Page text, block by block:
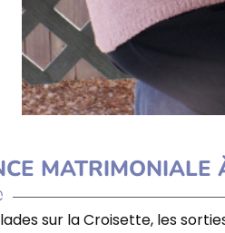
MATRIMONIALE
sur la Croisette, les